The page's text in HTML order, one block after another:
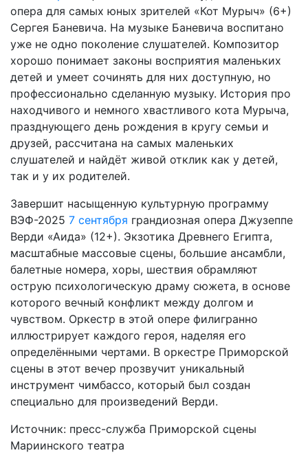
опера для самых юных зрителей «Кот Мурыч» (6+)
Сергея Баневича. На музыке Баневича воспитано
уже не одно поколение слушателей. Композитор
хорошо понимает законы восприятия маленьких
детей и умеет сочинять для них доступную, но
профессионально сделанную музыку. История про
находчивого и немного хвастливого кота Мурыча,
празднующего день рождения в кругу семьи и
друзей, рассчитана на самых маленьких
слушателей и найдёт живой отклик как у детей,
так и у их родителей.
Завершит насыщенную культурную программу
ВЭФ-2025 7 сентября грандиозная опера Джузеппе
Верди «Аида» (12+). Экзотика Древнего Египта,
масштабные массовые сцены, большие ансамбли,
балетные номера, хоры, шествия обрамляют
острую психологическую драму сюжета, в основе
которого вечный конфликт между долгом и
чувством. Оркестр в этой опере филигранно
иллюстрирует каждого героя, наделяя его
определёнными чертами. В оркестре Приморской
сцены в этот вечер прозвучит уникальный
инструмент чимбассо, который был создан
специально для произведений Верди.
Источник: пресс-служба Приморской сцены
Мариинского театра